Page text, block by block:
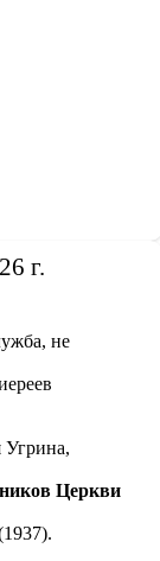
г.
Церкви